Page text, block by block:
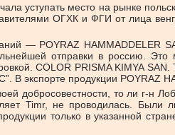
уступать место на рынке
ОГХК и ФГИ от лица
— POYRAZ HAMMADDELER
отправки в россию. Это
COLOR PRISMA KIMYA
экспорте продукции POYRAZ
добросовестности, то ли г-н
Timr, не проводилась.
только в указанной